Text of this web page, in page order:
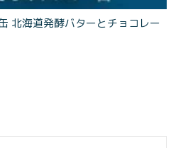
北海道発酵バターとチョコレー